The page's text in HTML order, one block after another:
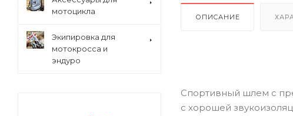
ОПИСАНИЕ
Спортивный шлем с
с хорошей
мотоцикла
Экипировка для
мотокросса и
эндуро